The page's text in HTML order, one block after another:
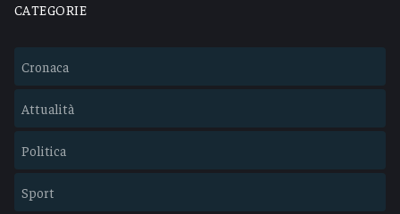
CATEGORIE
Cronaca
Attualità
Politica
Sport